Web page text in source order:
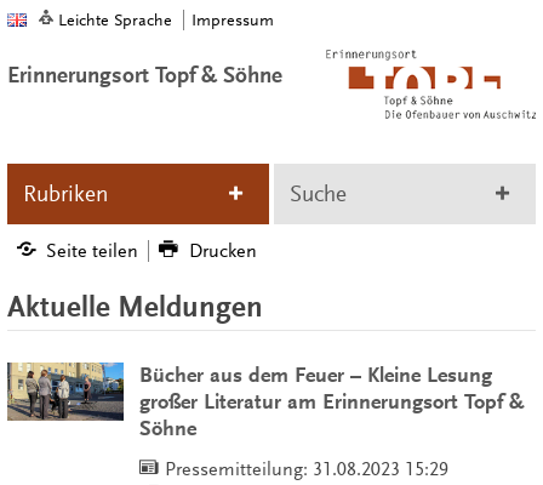
Leichte Sprache Impressum
Erinnerungsort Topf & Söhne
Rubriken Suche
Seite teilen Drucken
Aktuelle Meldungen
Bücher aus dem Feuer – Kleine Lesung
großer Literatur am Erinnerungsort Topf &
Söhne
Pressemitteilung: 31.08.2023 15:29